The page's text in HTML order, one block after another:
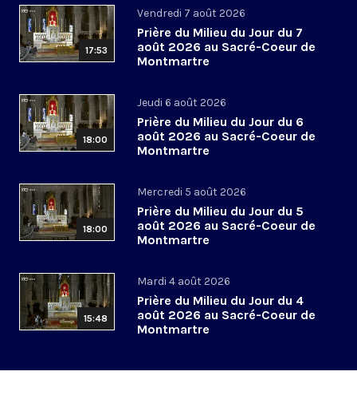
17:53
Vendredi 7 août 2026
Prière du Milieu du Jour du 7
août 2026 au Sacré-Coeur de
Montmartre
18:00
Jeudi 6 août 2026
Prière du Milieu du Jour du 6
août 2026 au Sacré-Coeur de
Montmartre
18:00
Mercredi 5 août 2026
Prière du Milieu du Jour du 5
août 2026 au Sacré-Coeur de
Montmartre
15:48
Mardi 4 août 2026
Prière du Milieu du Jour du 4
août 2026 au Sacré-Coeur de
Montmartre